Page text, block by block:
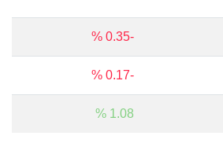
-0.35 %
-0.17 %
1.08 %